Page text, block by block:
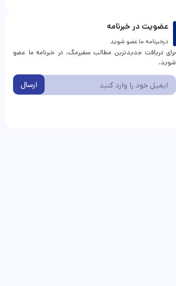
عضویت در خبرنامه
درخبرنامه ما عضو شوید
برای دریافت جدیدترین مطالب سفیرمگ، در خبرنامه ما عضو
شوید.
ارسال